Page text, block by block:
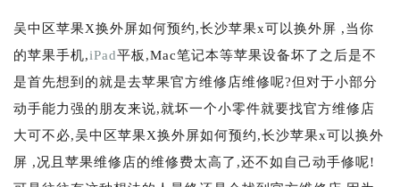
吴中区苹果X换外屏如何预约,长沙苹果x可以换外屏 ,当你
的苹果手机,iPad平板,Mac笔记本等苹果设备坏了之后是不
是首先想到的就是去苹果官方维修店维修呢?但对于小部分
动手能力强的朋友来说,就坏一个小零件就要找官方维修店
大可不必,吴中区苹果X换外屏如何预约,长沙苹果x可以换外
屏 ,况且苹果维修店的维修费太高了,还不如自己动手修呢!